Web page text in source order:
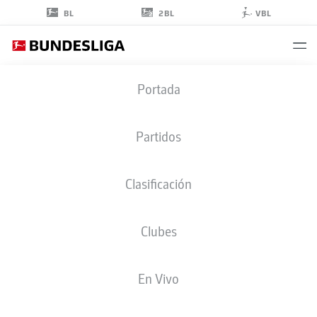
BL 2BL VBL
Portada
Partidos
Clasificación
Clubes
En Vivo